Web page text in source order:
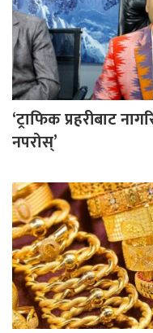
‘ट्राफिक प्रहरीबाट
नपरोस्’